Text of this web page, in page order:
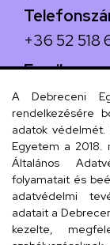
+36 52 518
Email
Cím
4024
A Debreceni
rendelkezésére
adatok védelmét.
Egyetem a 2018.
Általános
folyamatait és
adatvédelmi
adatait a
kezelte,